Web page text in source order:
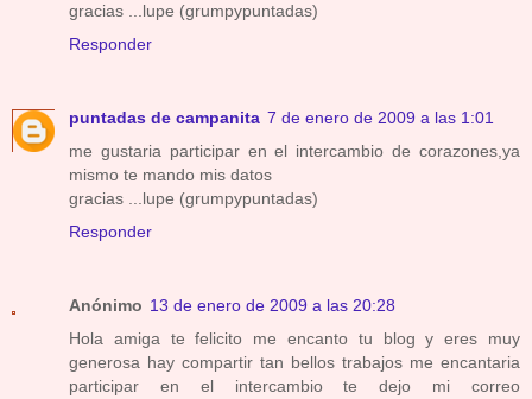
gracias ...lupe (grumpypuntadas)
Responder
puntadas de campanita 7 de enero de 2009 a las 1:01
me gustaria participar en el intercambio de corazones,ya
mismo te mando mis datos
gracias ...lupe (grumpypuntadas)
Responder
Anónimo 13 de enero de 2009 a las 20:28
Hola amiga te felicito me encanto tu blog y eres muy
generosa hay compartir tan bellos trabajos me encantaria
participar en el intercambio te dejo mi correo